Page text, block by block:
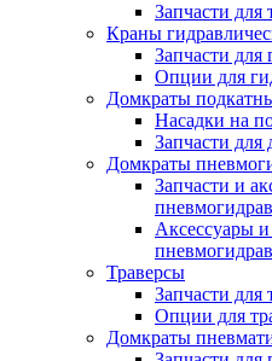
Запчасти для
Краны
Запчасти для
Опции для
Домкраты
Насадки на
Запчасти для
Домкраты
Запчасти и
Аксессуары и
Траверсы
Запчасти для
Опции для
Домкраты